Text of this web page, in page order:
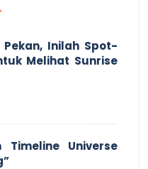
Inilah Spot-
Melihat Sunrise
Timeline Universe